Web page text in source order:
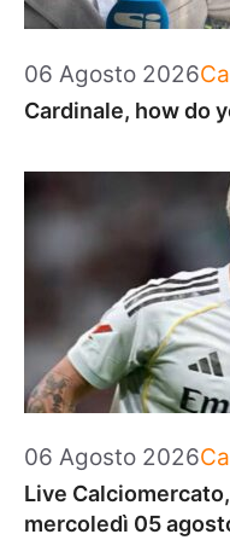
06 Agosto 2026
Cardinale, how do
06 Agosto 2026
Live
mercoledì 05